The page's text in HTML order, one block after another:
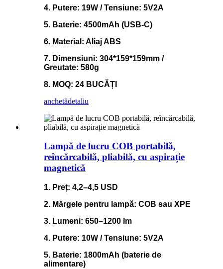
4. Putere: 19W / Tensiune: 5V2A
5. Baterie: 4500mAh (USB-C)
6. Material: Aliaj ABS
7. Dimensiuni: 304*159*159mm /
Greutate: 580g
8. MOQ: 24 BUCĂȚI
anchetădetaliu
Lampă de lucru COB portabilă,
reîncărcabilă, pliabilă, cu aspirație
magnetică
1. Preț: 4,2–4,5 USD
2. Mărgele pentru lampă: COB sau XPE
3. Lumeni: 650–1200 lm
4. Putere: 10W / Tensiune: 5V2A
5. Baterie: 1800mAh (baterie de
alimentare)